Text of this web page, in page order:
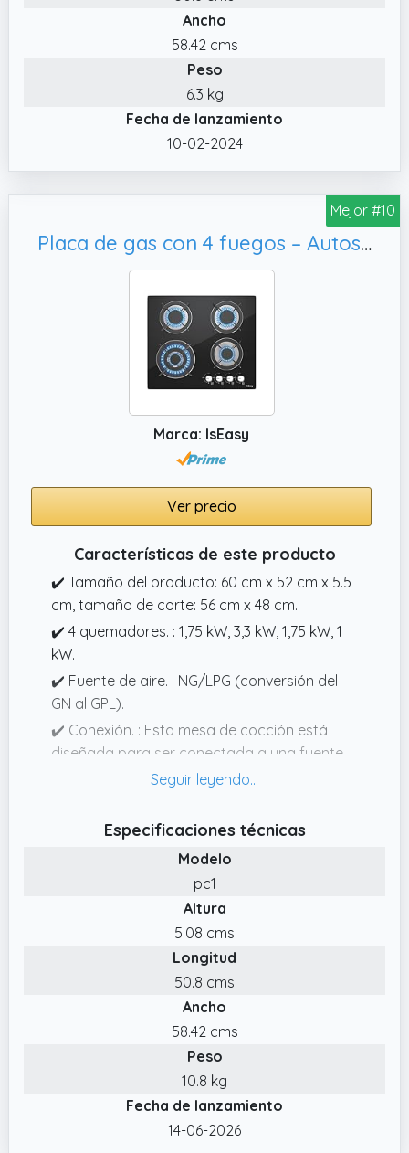
cuenta con un sistema de seguridad en llama
para cocinar de manera segura.
Ancho
58.42 cms
Peso
6.3 kg
Fecha de lanzamiento
10-02-2024
Mejor #10
Placa de gas con 4 fuegos – Autosuficiente placa de cocción de gas – Cocina empotrable – Gas Natural/Propano (4 Quemadores – Cristal)
Marca: IsEasy
Ver precio
Características de este producto
✔️ Tamaño del producto: 60 cm x 52 cm x 5.5
cm, tamaño de corte: 56 cm x 48 cm.
✔️ 4 quemadores. : 1,75 kW, 3,3 kW, 1,75 kW, 1
kW.
✔️ Fuente de aire. : NG/LPG (conversión del
GN al GPL).
✔️ Conexión. : Esta mesa de cocción está
diseñada para ser conectada a una fuente
de alimentación de CA 127240 V/50 Hz o 120
✔️ Encendido. : Encendido por impulso,
✔️ 4 fuegos de gas de vidrio. : diseño
empotrable, panel de vidrio templado, grosor
de 8 mm, fácil de limpiar.
válvula de seguridad con árbol de cobre.
Especificaciones técnicas
Modelo
pc1
Altura
5.08 cms
Longitud
50.8 cms
Ancho
58.42 cms
Peso
10.8 kg
Fecha de lanzamiento
14-06-2026